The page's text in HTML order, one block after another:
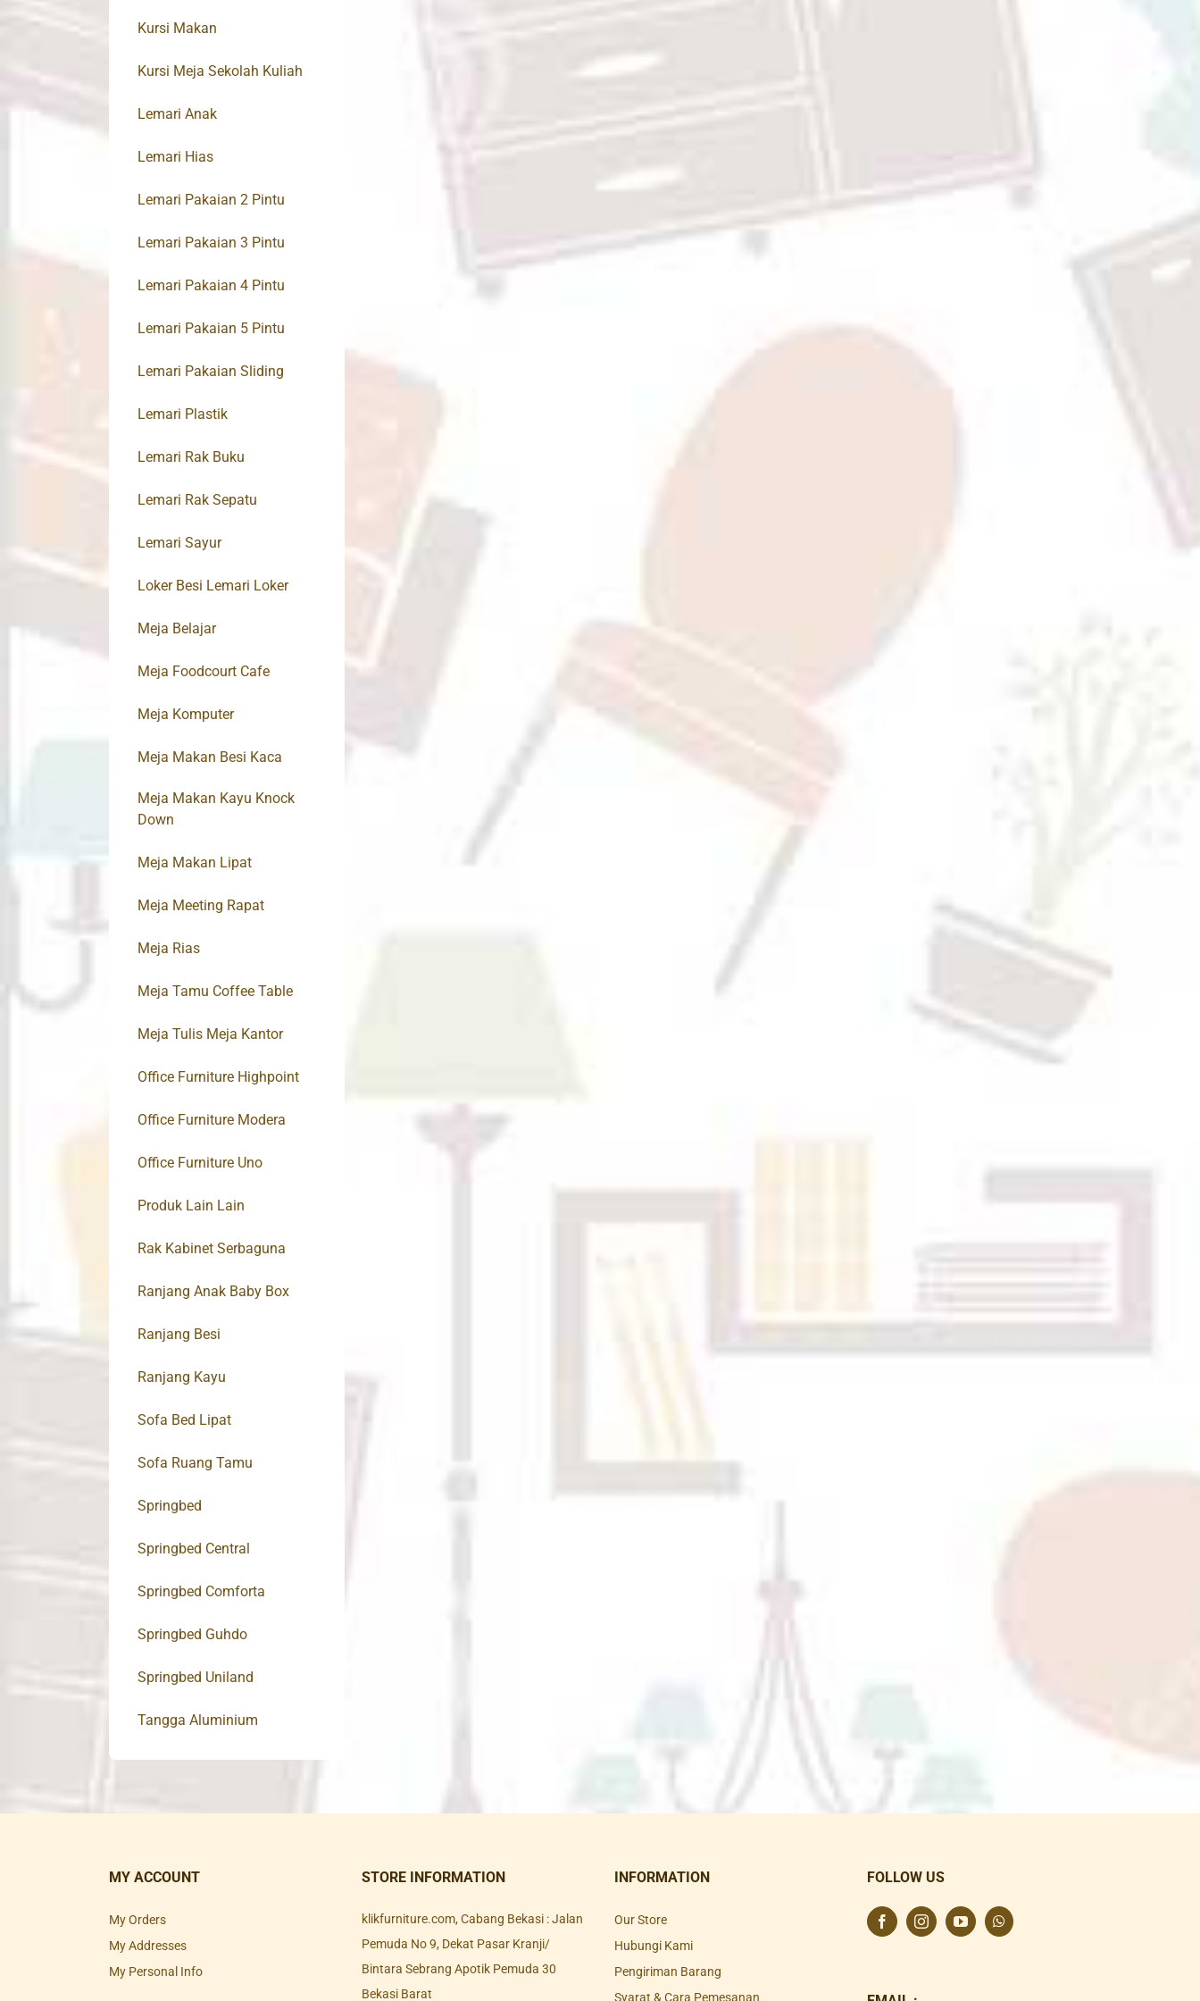
Kursi Makan
Kursi Meja Sekolah Kuliah
Lemari Anak
Lemari Hias
Lemari Pakaian 2 Pintu
Lemari Pakaian 3 Pintu
Lemari Pakaian 4 Pintu
Lemari Pakaian 5 Pintu
Lemari Pakaian Sliding
Lemari Plastik
Lemari Rak Buku
Lemari Rak Sepatu
Lemari Sayur
Loker Besi Lemari Loker
Meja Belajar
Meja Foodcourt Cafe
Meja Komputer
Meja Makan Besi Kaca
Meja Makan Kayu Knock
Down
Meja Makan Lipat
Meja Meeting Rapat
Meja Rias
Meja Tamu Coffee Table
Meja Tulis Meja Kantor
Office Furniture Highpoint
Office Furniture Modera
Office Furniture Uno
Produk Lain Lain
Rak Kabinet Serbaguna
Ranjang Anak Baby Box
Ranjang Besi
Ranjang Kayu
Sofa Bed Lipat
Sofa Ruang Tamu
Springbed
Springbed Central
Springbed Comforta
Springbed Guhdo
Springbed Uniland
Tangga Aluminium
MY ACCOUNT
My Orders
My Addresses
My Personal Info
STORE INFORMATION
klikfurniture.com, Cabang Bekasi : Jalan
Pemuda No 9, Dekat Pasar Kranji/
Bintara Sebrang Apotik Pemuda 30
Bekasi Barat
INFORMATION
Our Store
Hubungi Kami
Pengiriman Barang
Syarat & Cara Pemesanan
FOLLOW US